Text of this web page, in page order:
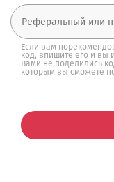
Если вам
код, впишите его и вы
Вами не поделились
которым вы сможете